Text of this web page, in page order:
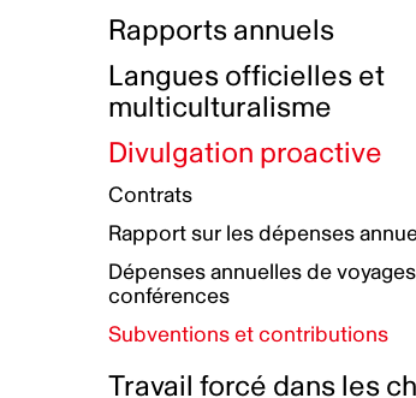
Initiatives autochtones
Plan de réconciliation
Groupe de travail autochtone
Principes directeurs sur
harcèlement
Plan d’action pour la
Plan d'équité, de
d'inclusion et
Boîte à outils pour le récit
Collecte de données et l’auto-
Plan d'accessibilité
Rémunération et
Prix et certifications
Nos valeurs d’entreprise
Rapports annuels
Langues officielles et
multiculturalisme
Divulgation proactive
Contrats
Rapport sur les dépenses
Dépenses annuelles de
conférences
Subventions et contributions
Travail forcé dans les